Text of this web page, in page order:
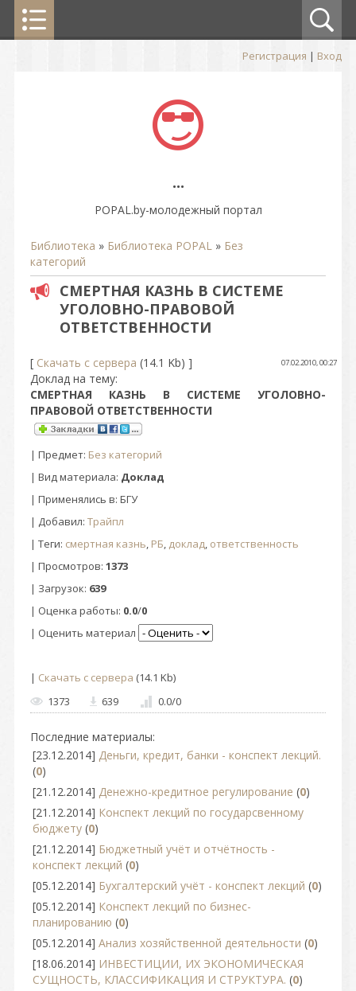
Регистрация | Вход
...
POPAL.by-молодежный портал
Библиотека » Библиотека POPAL » Без
категорий
СМЕРТНАЯ КАЗНЬ В СИСТЕМЕ
УГОЛОВНО-ПРАВОВОЙ
ОТВЕТСТВЕННОСТИ
[ Скачать с сервера (14.1 Kb) ] 07.02.2010, 00:27
Доклад на тему:
СМЕРТНАЯ КАЗНЬ В СИСТЕМЕ УГОЛОВНО-
ПРАВОВОЙ ОТВЕТСТВЕННОСТИ
| Предмет: Без категорий
| Вид материала: Доклад
| Применялись в: БГУ
| Добавил: Трайпл
| Теги: смертная казнь, РБ, доклад, ответственность
| Просмотров: 1373
| Загрузок: 639
| Оценка работы: 0.0/0
| Оценить материал
| Скачать с сервера (14.1 Kb)
1373
639 0.0/0
Последние материалы:
[23.12.2014] Деньги, кредит, банки - конспект лекций.
(0)
[21.12.2014] Денежно-кредитное регулирование (0)
[21.12.2014] Конспект лекций по государсвенному
бюджету (0)
[21.12.2014] Бюджетный учёт и отчётность -
конспект лекций (0)
[05.12.2014] Бухгалтерский учёт - конспект лекций (0)
[05.12.2014] Конспект лекций по бизнес-
планированию (0)
[05.12.2014] Анализ хозяйственной деятельности (0)
[18.06.2014] ИНВЕСТИЦИИ, ИХ ЭКОНОМИЧЕСКАЯ
СУЩНОСТЬ, КЛАССИФИКАЦИЯ И СТРУКТУРА. (0)